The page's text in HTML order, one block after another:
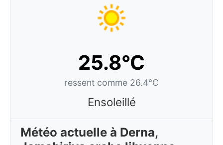
25.8°C
ressent comme 26.4°C
Ensoleillé
Météo actuelle à Derna,